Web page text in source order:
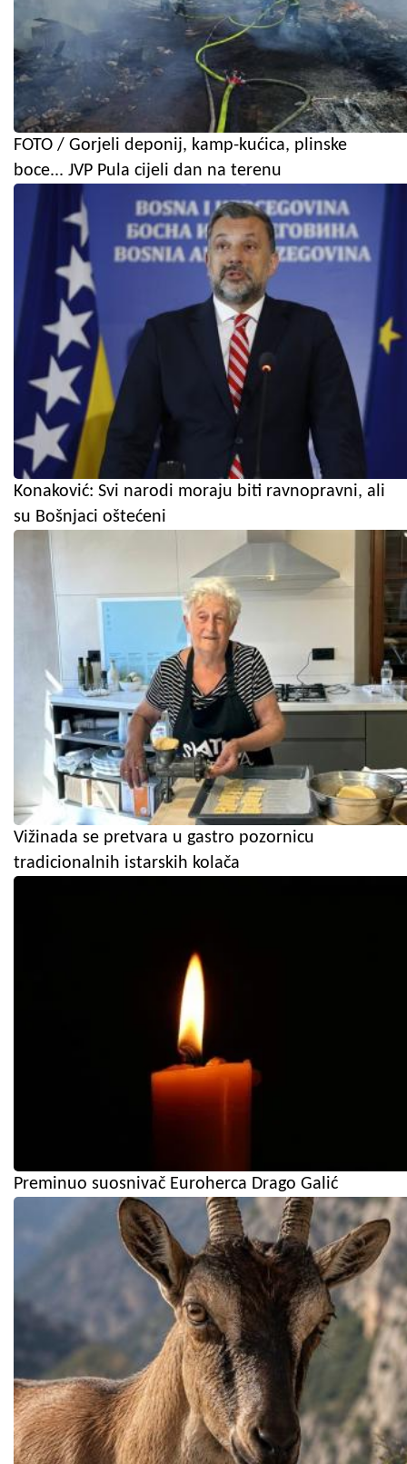
FOTO / Gorjeli deponij, kamp-kućica, plinske
boce... JVP Pula cijeli dan na terenu
Konaković: Svi narodi moraju biti ravnopravni, ali
su Bošnjaci oštećeni
Vižinada se pretvara u gastro pozornicu
tradicionalnih istarskih kolača
Preminuo suosnivač Euroherca Drago Galić